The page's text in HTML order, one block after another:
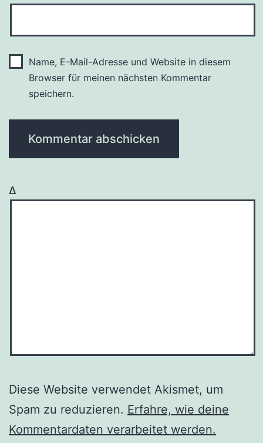
Name, E-Mail-Adresse und Website in diesem
Browser für meinen nächsten Kommentar
speichern.
Δ
Diese Website verwendet Akismet, um
Spam zu reduzieren. Erfahre, wie deine
Kommentardaten verarbeitet werden.